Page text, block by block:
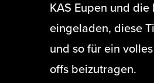
KAS Eupen und
eingeladen, diese
und so für ein
offs beizutragen.